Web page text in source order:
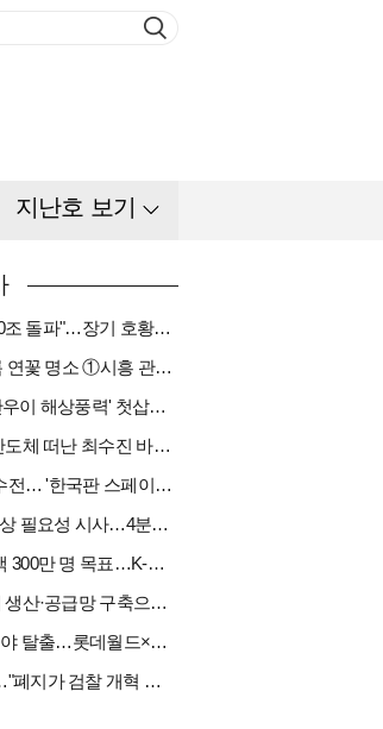
지난호 보기
"방산4사, 수주 잔고 100조 돌파"…장기 호황기 들어섰다[다시 나는 K방산①]
비 온 뒤 더 빛나는 여름 연꽃 명소 ①시흥 관곡지
국민성장펀드 1호 '신안우이 해상풍력' 첫삽…바람소득 시동[하반기 에너지②]
“후회 안 해요”…삼전 반도체 떠난 최수진 바텐더의 ‘피어오름’[피플]
한화가 불 지핀 KAI 인수전… '한국판 스페이스X' 탄생 촉각[다시 나는 K방산③]
李 대통령, 전기요금 인상 필요성 시사…4분기엔 오를까
국립공원 외국인 탐방객 300만 명 목표…K-트레킹 키운다
"팔고 끝 아니다"…현지 생산·공급망 구축으로 글로벌 진입장벽 돌파[다시 나는 K방산②]
‘봉인해제’ 요괴 피해 심야 탈출…롯데월드×당근
與 보완수사권 공청회…"폐지가 검찰 개혁 아냐" vs "보완수사권은 전면 재수사권"(종합)